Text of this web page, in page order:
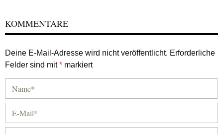
KOMMENTARE
Deine E-Mail-Adresse wird nicht veröffentlicht. Erforderliche
Felder sind mit* markiert